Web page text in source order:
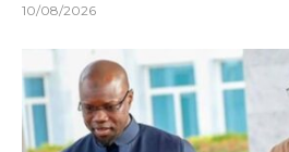
10/08/2026